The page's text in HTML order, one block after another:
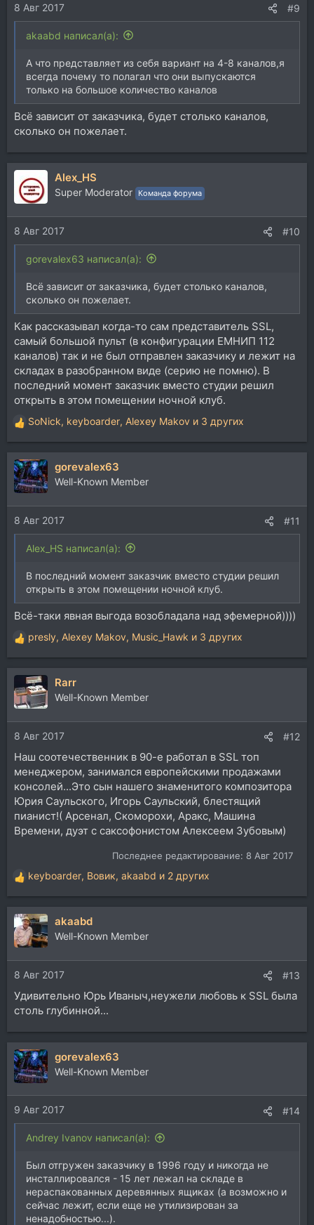
8 Авг 2017 #9
akaabd написал(а):
А что представляет из себя вариант на 4-8 каналов,я
всегда почему то полагал что они выпускаются
только на большое количество каналов
Всё зависит от заказчика, будет столько каналов,
сколько он пожелает.
Alex_HS
Super Moderator Команда форума
8 Авг 2017 #10
gorevalex63 написал(а):
Всё зависит от заказчика, будет столько каналов,
сколько он пожелает.
Как рассказывал когда-то сам представитель SSL,
самый большой пульт (в конфигурации ЕМНИП 112
каналов) так и не был отправлен заказчику и лежит на
складах в разобранном виде (серию не помню). В
последний момент заказчик вместо студии решил
открыть в этом помещении ночной клуб.
Р
е
а
к
ц
и
и
:
SoNick, keyboarder, Alexey Makov и 3 других
gorevalex63
Well-Known Member
8 Авг 2017 #11
Alex_HS написал(а):
В последний момент заказчик вместо студии решил
открыть в этом помещении ночной клуб.
Всё-таки явная выгода возобладала над эфемерной))))
Р
е
а
ц
и
и
:
presly, Alexey Makov, Music_Hawk и 3 других
Rarr
Well-Known Member
8 Авг 2017 #12
Наш соотечественник в 90-е работал в SSL топ
менеджером, занимался европейскими продажами
консолей...Это сын нашего знаменитого композитора
Юрия Саульского, Игорь Саульский, блестящий
пианист!( Арсенал, Скоморохи, Аракс, Машина
Времени, дуэт с саксофонистом Алексеем Зубовым)
Последнее редактирование: 8 Авг 2017
Р
е
а
к
ц
и
и
:
keyboarder, Вовик, akaabd и 2 других
akaabd
Well-Known Member
8 Авг 2017 #13
Удивительно Юрь Иваныч,неужели любовь к SSL была
столь глубинной...
gorevalex63
Well-Known Member
9 Авг 2017 #14
Andrey Ivanov написал(а):
Был отгружен заказчику в 1996 году и никогда не
инсталлировался - 15 лет лежал на складе в
нераспакованных деревянных ящиках (а возможно и
сейчас лежит, если еще не утилизирован за
ненадобностью...).